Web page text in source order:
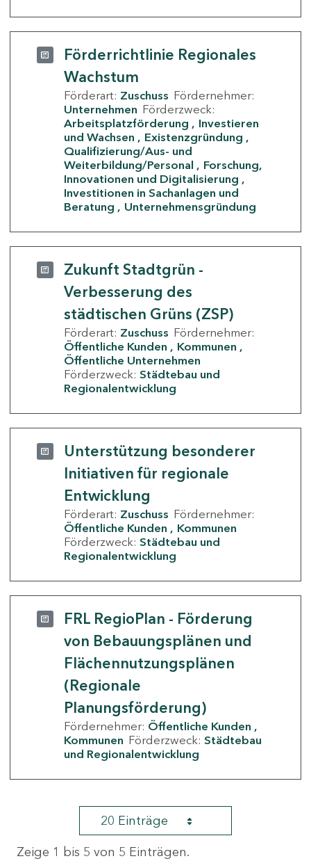
Förderrichtlinie Regionales
Wachstum
Förderart: Zuschuss Fördernehmer:
Unternehmen Förderzweck:
Arbeitsplatzförderung
Investieren
und Wachsen
Existenzgründung
Qualifizierung/Aus- und
Weiterbildung/Personal
Forschung,
Innovationen und Digitalisierung
Investitionen in Sachanlagen und
Beratung
Unternehmensgründung
Zukunft Stadtgrün -
Verbesserung des
städtischen Grüns (ZSP)
Förderart: Zuschuss Fördernehmer:
Öffentliche Kunden
Kommunen
Öffentliche Unternehmen
Förderzweck: Städtebau und
Regionalentwicklung
Unterstützung besonderer
Initiativen für regionale
Entwicklung
Förderart: Zuschuss Fördernehmer:
Öffentliche Kunden
Kommunen
Förderzweck: Städtebau und
Regionalentwicklung
FRL RegioPlan - Förderung
von Bebauungsplänen und
Flächennutzungsplänen
(Regionale
Planungsförderung)
Fördernehmer: Öffentliche Kunden
Kommunen Förderzweck: Städtebau
und Regionalentwicklung
20 Einträge
Zeige 1 bis 5 von 5 Einträgen.